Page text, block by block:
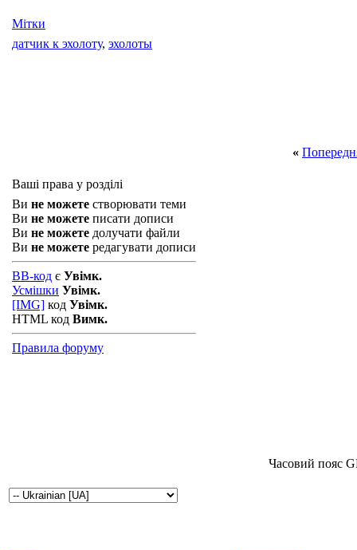
Мітки
датчик к эхолоту, эхолоты
«
Ваші права у розділі
Ви не можете створювати теми
Ви не можете писати дописи
Ви не можете долучати файли
Ви не можете редагувати дописи
BB-код є Увімк.
Усмішки Увімк.
[IMG] код Увімк.
HTML код Вимк.
Правила форуму
Часовий пояс